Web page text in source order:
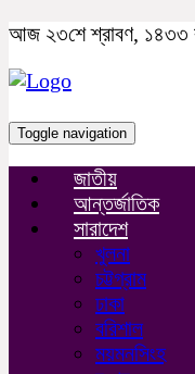
আজ ২৩শে শ্রাবণ, ১৪৩৩
Toggle navigation
জাতীয়
আন্তর্জাতিক
সারাদেশ
খুলনা
চট্টগ্রাম
ঢাকা
বরিশাল
ময়মনসিংহ